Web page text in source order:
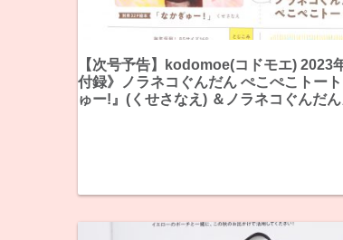
【次号予告】kodomoe(コドモエ) 2023
付録》ノラネコぐんだん ぺこぺこトー
ゅー!』(くせさなえ) ＆ノラネコぐんだ